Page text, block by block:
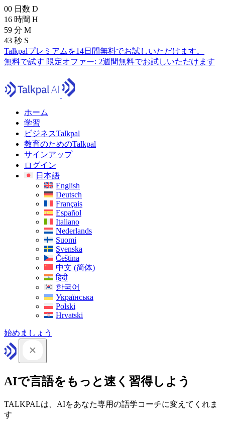
00 日数 D
16 時間 H
59 分 M
41 秒 S
Talkpalプレミアムを14日間無料でお試しいただけます。
無料で試す 限定オファー: 2週間無料でお試しいただけます
ホーム
学習
ビジネスTalkpal
教育のためのTalkpal
サインアップ
ログイン
日本語
English
Deutsch
Français
Español
Italiano
Nederlands
Suomi
Svenska
Čeština
中文 (简体)
हिंदी
한국어
Українська
Polski
Hrvatski
始めましょう
AIで言語をもっと速く習得しよう
TALKPALは、AIをあなた専用の語学コーチに変えてくれま
す